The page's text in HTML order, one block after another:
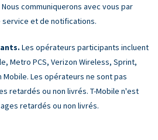
communiquerons avec vous par
service et de notifications.
Les opérateurs participants incluent
Metro PCS, Verizon Wireless, Sprint,
Mobile. Les opérateurs ne sont pas
retardés ou non livrés. T-Mobile n'est
retardés ou non livrés.